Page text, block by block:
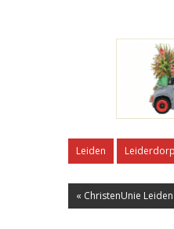
Leiden Leiderdorp
« ChristenUnie